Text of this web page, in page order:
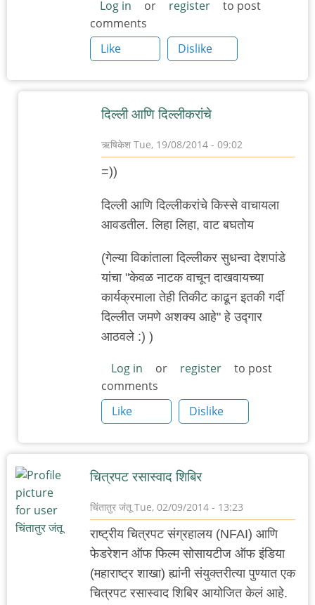
Log in or register
to post
comments
Like
Dislike
दिल्ली आणि दिल्लीकरांचे
ऋषिकेश Tue, 19/08/2014 - 09:02
reply
to
अपेक्षित
खरा
दिल्लीकर
by
विवेक
पटाईत
=))
दिल्ली आणि दिल्लीकरांचे किस्से वाचायला
आवडतील. लिहा लिहा, वाट बघतोय
(गेल्या विकांताला दिल्लीकर सुधन्वा देशपांडे
यांचा "केवळ नाटक वाचून दाखवायच्या
कार्यक्रमाला तेही तिकीट काढून इतकी गर्दी
दिल्लीत जमणे अशक्य आहे" हे उद्गार
आठवले :) )
Log in or register
to post
comments
Like
Dislike
चित्रपट रसास्वाद शिबिर
चिंतातुर जंतूTue, 02/09/2014 - 13:23
राष्ट्रीय चित्रपट संग्रहालय (NFAI) आणि
फेडरेशन ऑफ फिल्म सोसायटीज ऑफ इंडिया
(महाराष्ट्र शाखा) ह्यांनी संयुक्तरीत्या पुण्यात एक
चित्रपट रसास्वाद शिबिर आयोजित केलं आहे.